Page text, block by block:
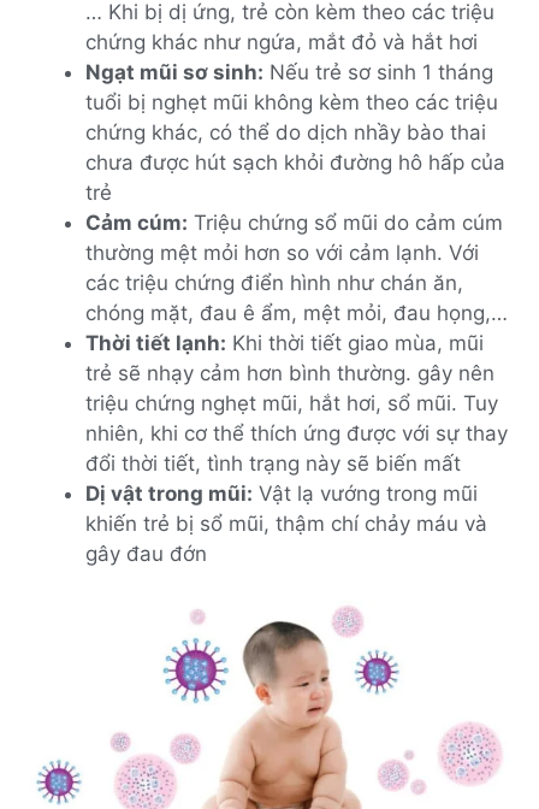
… Khi bị dị ứng, trẻ còn kèm theo các triệu
chứng khác như ngứa, mắt đỏ và hắt hơi
Ngạt mũi sơ sinh: Nếu trẻ sơ sinh 1 tháng
tuổi bị nghẹt mũi không kèm theo các triệu
chứng khác, có thể do dịch nhầy bào thai
chưa được hút sạch khỏi đường hô hấp của
trẻ
Cảm cúm: Triệu chứng sổ mũi do cảm cúm
thường mệt mỏi hơn so với cảm lạnh. Với
các triệu chứng điển hình như chán ăn,
chóng mặt, đau ê ẩm, mệt mỏi, đau họng,…
Thời tiết lạnh: Khi thời tiết giao mùa, mũi
trẻ sẽ nhạy cảm hơn bình thường. gây nên
triệu chứng nghẹt mũi, hắt hơi, sổ mũi. Tuy
nhiên, khi cơ thể thích ứng được với sự thay
đổi thời tiết, tình trạng này sẽ biến mất
Dị vật trong mũi: Vật lạ vướng trong mũi
khiến trẻ bị sổ mũi, thậm chí chảy máu và
gây đau đớn